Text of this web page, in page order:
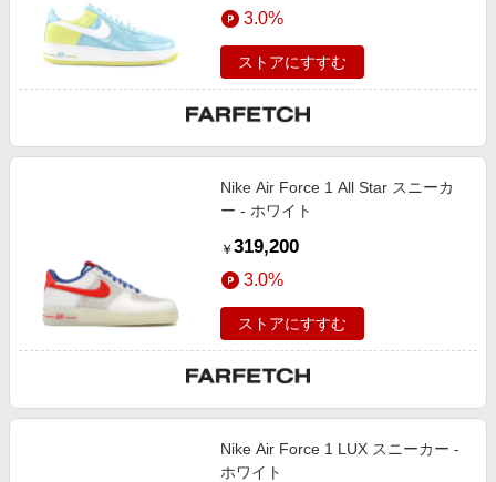
3.0%
ストアにすすむ
Nike Air Force 1 All Star スニーカ
ー - ホワイト
￥ 319,200
3.0%
ストアにすすむ
Nike Air Force 1 LUX スニーカー -
ホワイト